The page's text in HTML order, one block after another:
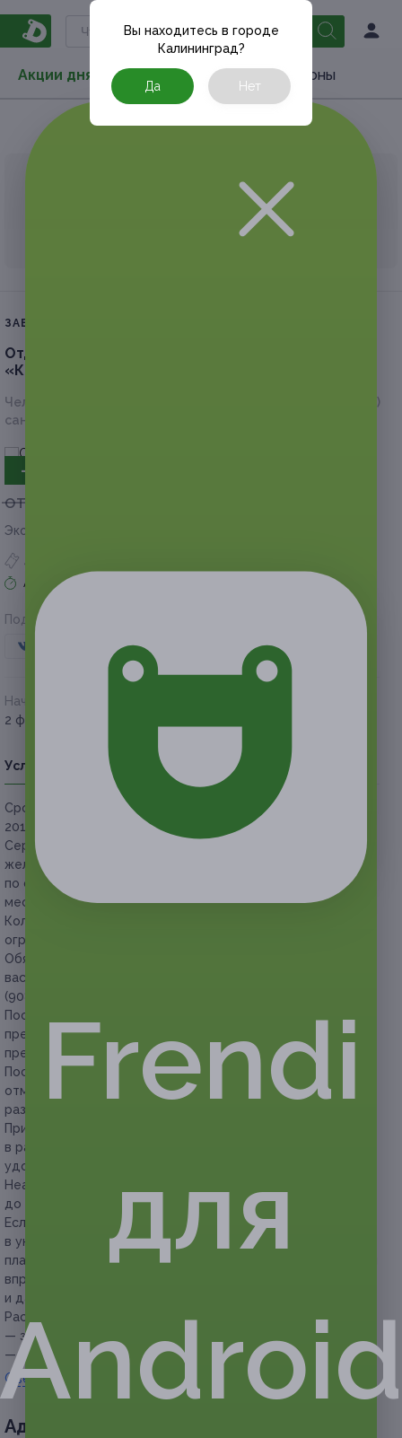
Акции дня Товары Туризм РестоКупоны
Вы находитесь в городе
Калининград?
Да Нет
АКЦИЯ, КОТОРУЮ ВЫ ИСКАЛИ, ЗАВЕРШЕНА.
К сожалению, выгодные акции быстро
ЗАВЕРШЁННАЯ АКЦИЯ
Отдых вдвоем или с семьей в санатории
«Кисегач».
Челябинская обл., г. Чебаркуль, оз. Кисегач (южный берег)
санаторий «Кисегач»
- 30%
от 6 200 руб.
Экономия от 1 860 руб.
4 купона куплено
Акция завершена
Поделиться с друзьями
Начало действия
2 февраля 2018 г.
Условия Описание Гарантии Адреса Вопросы
Срок действия сертификатов:
с 2 февраля до 31 мая
2017 г. (включительно).
Сертификаты можно суммировать из расчета общего
желаемого количества суток пребывания,
по согласованию с администрацией санатория о наличии
мест.
Количество мест в санатории по акции на каждую дату
ограничено.
Обязательно уточняйте наличие мест на интересующую
вас дату перед покупкой сертификата
(908) 098-35-43, +7 (35168) 6-20-72.
После покупки сертификата необходимо
предварительное бронирование с сообщением
представителям санатория номер сертификата и ФИО.
После бронирования номера изменить даты заезда или
отменить бронирование возможно только с письменного
разрешения администрации санатория.
При посещении обязательно предъявляйте сертификат
в распечатанном или электронном виде и документ,
удостоверяющий личность, на каждого проживающего.
Неактивированный сертификат можно вернуть
до окончания его срока действия.
Если участник акции забронировал номер, но не явился
в указанное время и не предупредил об изменении своих
планов не менее чем за 2 суток до заезда, администрация
вправе отказать в предоставлении услуг со скидкой
и данный сертификат будет считаться использованным.
Расчетный час:
— заезд — с 12:00, выезд — до 10:00 (пн. — чт.),
— заезд — с 16:00, выезд — до 16:00 (пт. — вс.).
Свернуть
Адресa
Frendi
для
Android